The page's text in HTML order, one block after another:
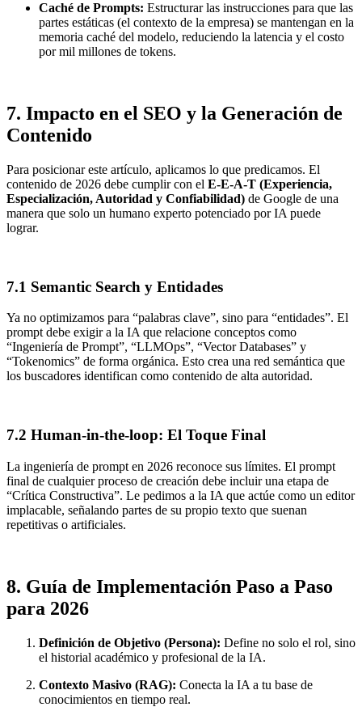
Caché de Prompts: Estructurar las instrucciones para que las
partes estáticas (el contexto de la empresa) se mantengan en la
memoria caché del modelo, reduciendo la latencia y el costo
por mil millones de tokens.
7. Impacto en el SEO y la Generación de
Contenido
Para posicionar este artículo, aplicamos lo que predicamos. El
contenido de 2026 debe cumplir con el E-E-A-T (Experiencia,
Especialización, Autoridad y Confiabilidad) de Google de una
manera que solo un humano experto potenciado por IA puede
lograr.
7.1 Semantic Search y Entidades
Ya no optimizamos para “palabras clave”, sino para “entidades”. El
prompt debe exigir a la IA que relacione conceptos como
“Ingeniería de Prompt”, “LLMOps”, “Vector Databases” y
“Tokenomics” de forma orgánica. Esto crea una red semántica que
los buscadores identifican como contenido de alta autoridad.
7.2 Human-in-the-loop: El Toque Final
La ingeniería de prompt en 2026 reconoce sus límites. El prompt
final de cualquier proceso de creación debe incluir una etapa de
“Crítica Constructiva”. Le pedimos a la IA que actúe como un editor
implacable, señalando partes de su propio texto que suenan
repetitivas o artificiales.
8. Guía de Implementación Paso a Paso
para 2026
Definición de Objetivo (Persona): Define no solo el rol, sino
el historial académico y profesional de la IA.
Contexto Masivo (RAG): Conecta la IA a tu base de
conocimientos en tiempo real.